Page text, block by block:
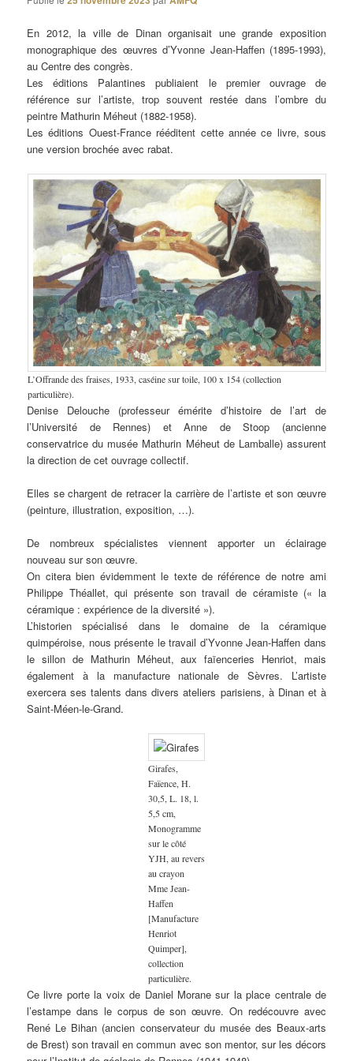
En 2012, la ville de Dinan organisait une grande exposition
monographique des œuvres d’Yvonne Jean-Haffen (1895-1993),
au Centre des congrès.
Les éditions Palantines publiaient le premier ouvrage de
référence sur l’artiste, trop souvent restée dans l’ombre du
peintre Mathurin Méheut (1882-1958).
Les éditions Ouest-France rééditent cette année ce livre, sous
une version brochée avec rabat.
L’Offrande des fraises, 1933, caséine sur toile, 100 x 154 (collection
particulière).
Denise Delouche (professeur émérite d’histoire de l’art de
l’Université de Rennes) et Anne de Stoop (ancienne
conservatrice du musée Mathurin Méheut de Lamballe) assurent
la direction de cet ouvrage collectif.
Elles se chargent de retracer la carrière de l’artiste et son œuvre
(peinture, illustration, exposition, …).
De nombreux spécialistes viennent apporter un éclairage
nouveau sur son œuvre.
On citera bien évidemment le texte de référence de notre ami
Philippe Théallet, qui présente son travail de céramiste (« la
céramique : expérience de la diversité »).
L’historien spécialisé dans le domaine de la céramique
quimpéroise, nous présente le travail d’Yvonne Jean-Haffen dans
le sillon de Mathurin Méheut, aux faïenceries Henriot, mais
également à la manufacture nationale de Sèvres. L’artiste
exercera ses talents dans divers ateliers parisiens, à Dinan et à
Saint-Méen-le-Grand.
Girafes,
Faïence, H.
30,5, L. 18, l.
5,5 cm,
Monogramme
sur le côté
YJH, au revers
au crayon
Mme Jean-
Haffen
[Manufacture
Henriot
Quimper],
collection
particulière.
Ce livre porte la voix de Daniel Morane sur la place centrale de
l’estampe dans le corpus de son œuvre. On redécouvre avec
René Le Bihan (ancien conservateur du musée des Beaux-arts
de Brest) son travail en commun avec son mentor, sur les décors